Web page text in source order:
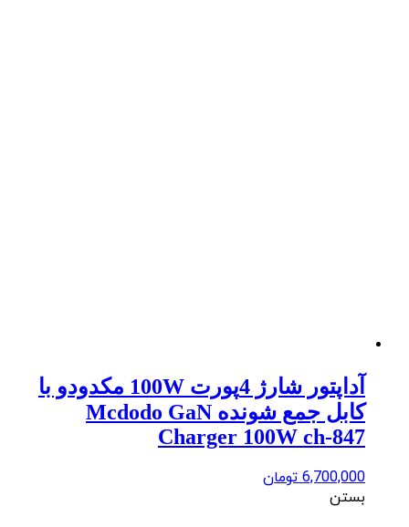
آداپتور شارژ 4پورت 100W مکدودو با
کابل جمع شونده Mcdodo GaN
Charger 100W ch-847
6,700,000 تومان
بستن